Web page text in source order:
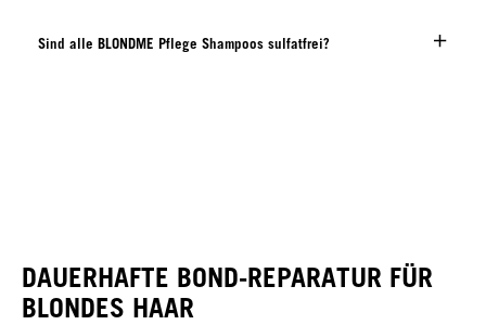
Sind alle BLONDME Pflege Shampoos sulfatfrei?
DAUERHAFTE BOND-REPARATUR FÜR
BLONDES HAAR